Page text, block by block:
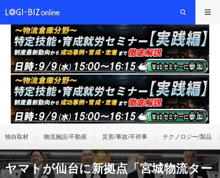
独自取材 物流施設/不動産 災害/事故/不祥事 テクノロジー/製品
ヤマトが仙台に新拠点「宮城物流ター